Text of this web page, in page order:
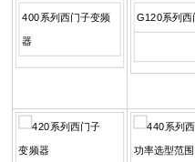
400系列西门子变频
器
G120系列